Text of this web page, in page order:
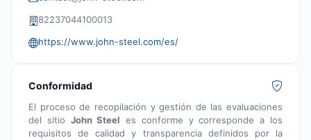
82237044100013
https://www.john-steel.com/es/
Conformidad
El proceso de recopilación y gestión de las evaluaciones
del sitio John Steel es conforme y corresponde a los
requisitos de calidad y transparencia definidos por la